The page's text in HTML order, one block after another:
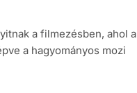
a filmezésben, ahol a
a hagyományos mozi